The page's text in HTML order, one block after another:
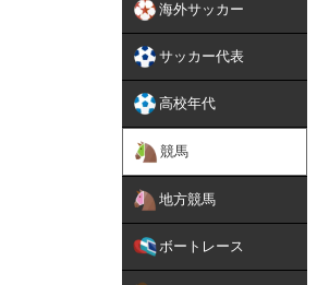
海外サッカー
サッカー代表
高校年代
競馬
地方競馬
ボートレース